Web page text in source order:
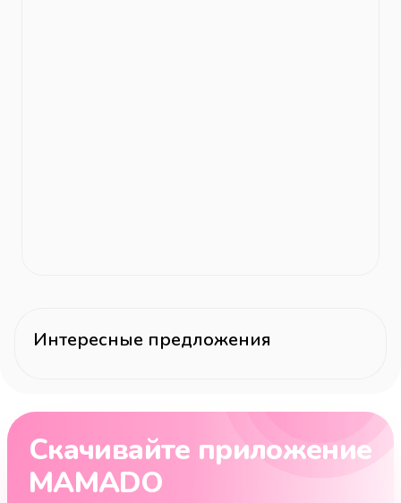
Интересные предложения
Скачивайте приложение
MAMADO